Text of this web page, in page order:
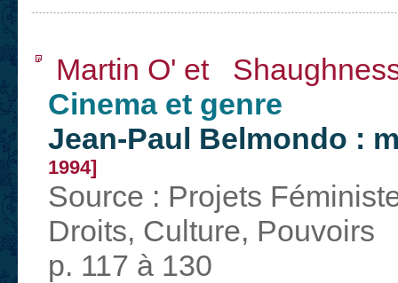
Martin O' et
Cinema et genre
Jean-Paul Belmondo :
1994]
Source : Projets
Droits, Culture, Pouvoirs
p. 117 à 130